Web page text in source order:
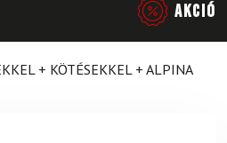
AKCIÓ
+ KÖTÉSEKKEL + ALPINA